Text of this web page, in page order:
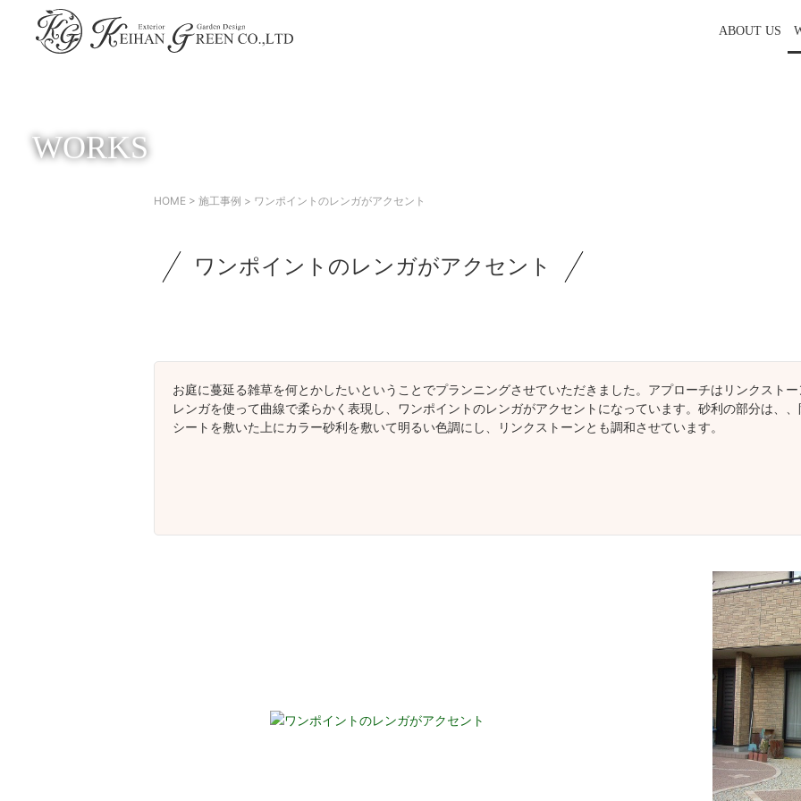
ABOUT US
WORKS
HOME > 施工事例 > ワンポイントのレンガがアクセント
ワンポイントのレンガがアクセント
お庭に蔓延る雑草を何とかしたいということでプランニングさせていただきました。アプローチはリンクスト
レンガを使って曲線で柔らかく表現し、ワンポイントのレンガがアクセントになっています。砂利の部分は、
シートを敷いた上にカラー砂利を敷いて明るい色調にし、リンクストーンとも調和させています。